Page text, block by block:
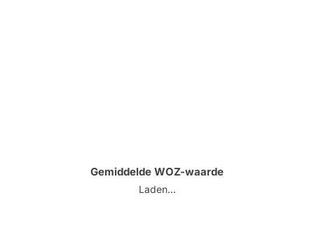
Gemiddelde WOZ-waarde
Laden...